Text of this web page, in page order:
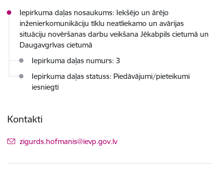
Iepirkuma daļas nosaukums: Iekšējo un ārējo
inženierkomunikāciju tīklu neatliekamo un avārijas
situāciju novēršanas darbu veikšana Jēkabpils cietumā un
Daugavgrīvas cietumā
Iepirkuma daļas numurs: 3
Iepirkuma daļas statuss: Piedāvājumi/pieteikumi
iesniegti
Kontakti
E-pasts:
zigurds.hofmanis@ievp.gov.lv